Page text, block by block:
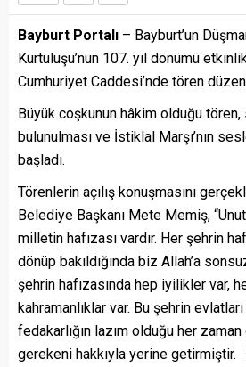
Bayburt Portalı – Bayburt’un
Kurtuluşu’nun 107. yıl dönümü
Cumhuriyet Caddesi’nde tören
Büyük coşkunun hâkim olduğu tören,
bulunulması ve İstiklal Marşı’nın
başladı.
Törenlerin açılış konuşmasını
Belediye Başkanı Mete Memiş,
milletin hafızası vardır. Her şehrin
dönüp bakıldığında biz Allah’a
şehrin hafızasında hep iyilikler var,
kahramanlıklar var. Bu şehrin
fedakarlığın lazım olduğu her
gerekeni hakkıyla yerine